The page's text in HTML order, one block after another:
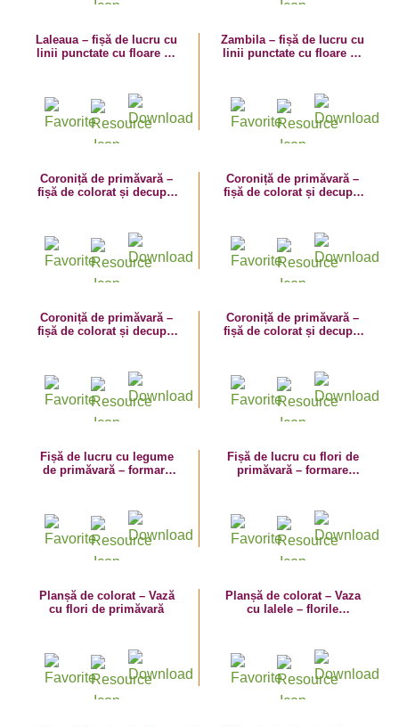
Laleaua – fișă de lucru cu
linii punctate cu floare de
Zambila – fișă de lucru cu
linii punctate cu floare de
Coroniță de primăvară –
fișă de colorat și decupat
Coroniță de primăvară –
fișă de colorat și decupat
Coroniță de primăvară –
fișă de colorat și decupat
Coroniță de primăvară –
fișă de colorat și decupat
Fișă de lucru cu legume
de primăvară – formare
Fișă de lucru cu flori de
primăvară – formare
Planșă de colorat – Vază
cu flori de primăvară
Planșă de colorat – Vaza
cu lalele – florile